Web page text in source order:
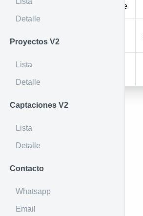
Detalle
Proyectos V2
Lista
Detalle
Captaciones V2
Lista
Detalle
Contacto
Whatsapp
Email
descendente